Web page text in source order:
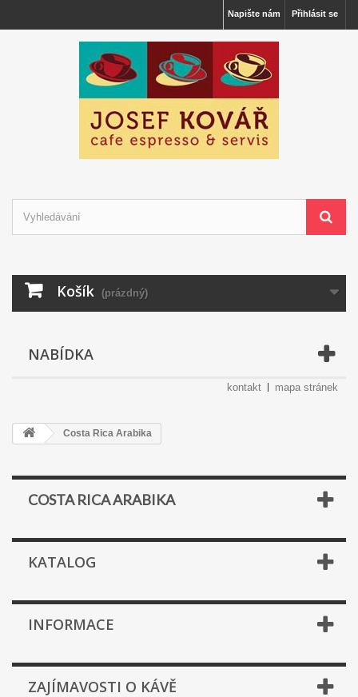
Přihlásit se
Napište nám
Košík (prázdný)
NABÍDKA
kontakt mapa stránek
Costa Rica Arabika
COSTA RICA ARABIKA
KATALOG
INFORMACE
ZAJÍMAVOSTI O KÁVĚ